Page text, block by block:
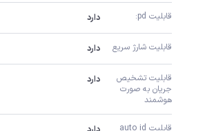
قابلیت pd: دارد
قابلیت شارژ سریع دارد
هوشمند
دارد
قابلیت auto id